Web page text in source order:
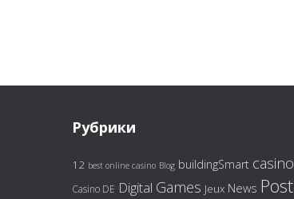
Рубрики
12 best online casino Blog buildingSmart casino
Casino DE Digital Games Jeux News Post